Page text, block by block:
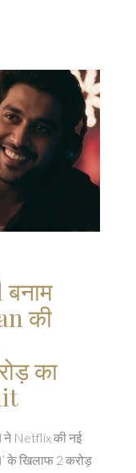
और दोनों पक्षों
की
का
ने Netflix की नई
के खिलाफ 2 करोड़